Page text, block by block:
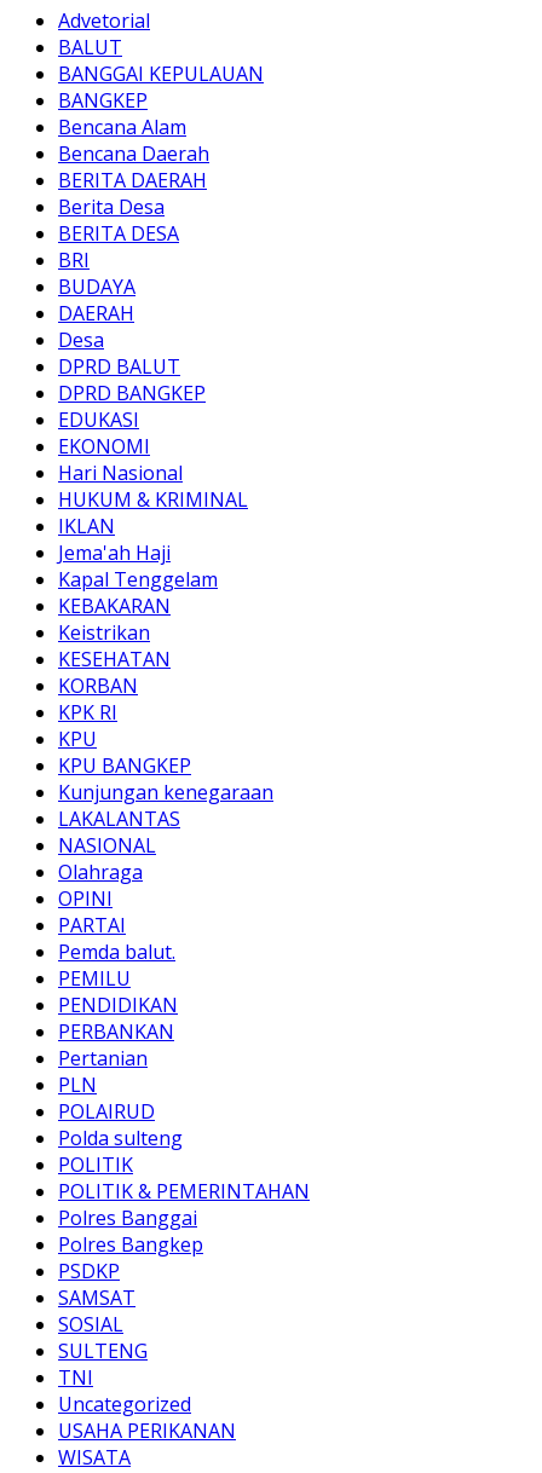
Advetorial
BALUT
BANGGAI KEPULAUAN
BANGKEP
Bencana Alam
Bencana Daerah
BERITA DAERAH
Berita Desa
BERITA DESA
BRI
BUDAYA
DAERAH
Desa
DPRD BALUT
DPRD BANGKEP
EDUKASI
EKONOMI
Hari Nasional
HUKUM & KRIMINAL
IKLAN
Jema'ah Haji
Kapal Tenggelam
KEBAKARAN
Keistrikan
KESEHATAN
KORBAN
KPK RI
KPU
KPU BANGKEP
Kunjungan kenegaraan
LAKALANTAS
NASIONAL
Olahraga
OPINI
PARTAI
Pemda balut.
PEMILU
PENDIDIKAN
PERBANKAN
Pertanian
PLN
POLAIRUD
Polda sulteng
POLITIK
POLITIK & PEMERINTAHAN
Polres Banggai
Polres Bangkep
PSDKP
SAMSAT
SOSIAL
SULTENG
TNI
Uncategorized
USAHA PERIKANAN
WISATA